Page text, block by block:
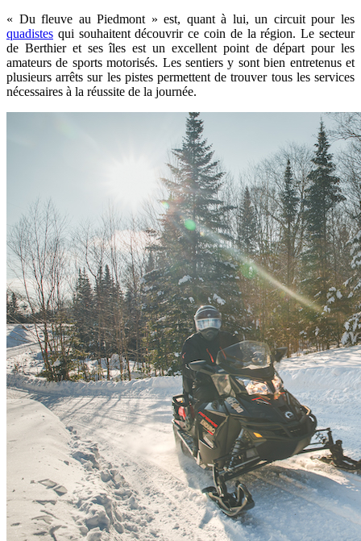
« Du fleuve au Piedmont » est, quant à lui, un circuit pour les
quadistes qui souhaitent découvrir ce coin de la région. Le secteur
de Berthier et ses îles est un excellent point de départ pour les
amateurs de sports motorisés. Les sentiers y sont bien entretenus et
plusieurs arrêts sur les pistes permettent de trouver tous les services
nécessaires à la réussite de la journée.